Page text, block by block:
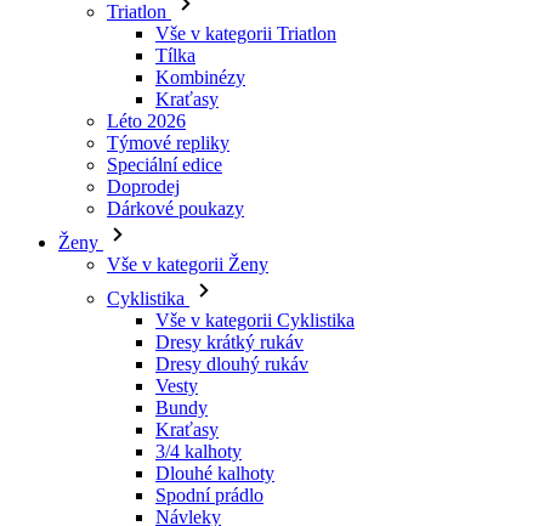
Triatlon
Vše v kategorii Triatlon
Tílka
Kombinézy
Kraťasy
Léto 2026
Týmové repliky
Speciální edice
Doprodej
Dárkové poukazy
Ženy
Vše v kategorii Ženy
Cyklistika
Vše v kategorii Cyklistika
Dresy krátký rukáv
Dresy dlouhý rukáv
Vesty
Bundy
Kraťasy
3/4 kalhoty
Dlouhé kalhoty
Spodní prádlo
Návleky